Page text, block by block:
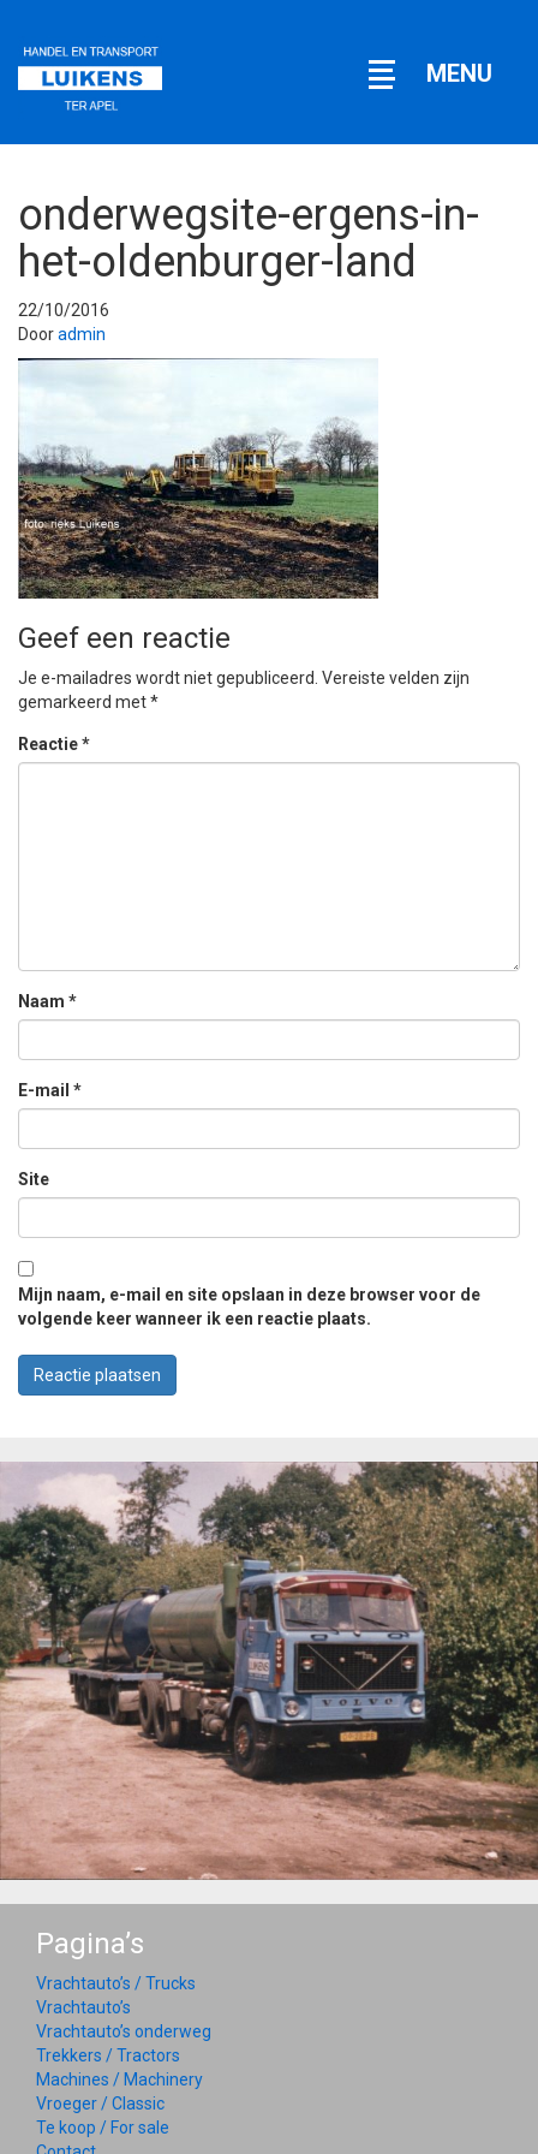
Open
MENU
onderwegsite-ergens-in-
het-oldenburger-land
22/10/2016
Dooradmin
Geef een reactie
Je e-mailadres wordt niet gepubliceerd. Vereiste velden zijn
gemarkeerd met*
Reactie*
Naam *
E-mail *
Site
Mijn naam, e-mail en site opslaan in deze browser voor de
volgende keer wanneer ik een reactie plaats.
Pagina’s
Vrachtauto’s / Trucks
Vrachtauto’s
Vrachtauto’s onderweg
Trekkers / Tractors
Machines / Machinery
Vroeger / Classic
Te koop / For sale